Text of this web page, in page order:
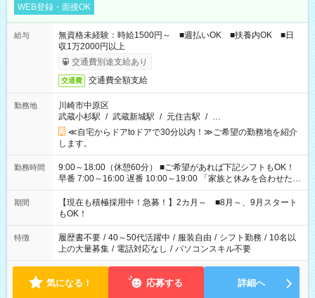
WEB登録・面接OK
給与
無資格未経験：時給1500円～ ■週払いOK ■扶養内OK ■日
収1万2000円以上
交通費別途支給あり
交通費 交通費全額支給
勤務地
川崎市中原区
武蔵小杉駅 / 武蔵新城駅 / 元住吉駅 / …
≪自宅からドアtoドアで30分以内！≫ご希望の勤務地を紹介
します。
勤務時間
9:00～18:00（休憩60分） ■ご希望があれば下記シフトもOK！
早番 7:00～16:00 遅番 10:00～19:00 「家族と休みを合わせた
い」 「余裕を持って夕飯の準備がしたい」 「できれば残業はし
たくない」 など、ご希望を教えてくださいね。 ※Wワーク希望
の方へ 今ご覧のお仕事で希望する勤務時間と、もう1つのお仕事
の勤務時間。 合計で週40時間を超える場合は応募できません。
期間
【現在も積極採用中！急募！】2カ月～ ■8月～、9月スタート
もOK！
特徴 履歴書不要 / 40～50代活躍中 / 服装自由 / シフト勤務 / 10名以
上の大量募集 / 電話対応なし / パソコンスキル不要
気になる！ 応募する 詳細へ